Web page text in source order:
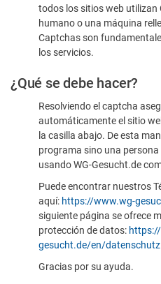
humano
todos los sitios web
humano o una máquina
Captchas son
los servicios.
¿Qué se debe hacer?
Resolviendo el captcha
automáticamente el sitio
la casilla abajo. De esta
programa sino una persona
usando WG-Gesucht.de
Puede encontrar nuestros
aquí: https://www.wg-
siguiente página se ofrece
protección de datos:
gesucht.de/en/
Gracias por su ayuda.